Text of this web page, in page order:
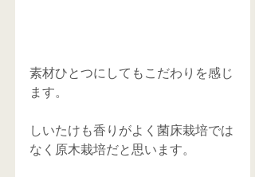
素材ひとつにしてもこだわりを感じ
ます。
しいたけも香りがよく菌床栽培では
なく原木栽培だと思います。